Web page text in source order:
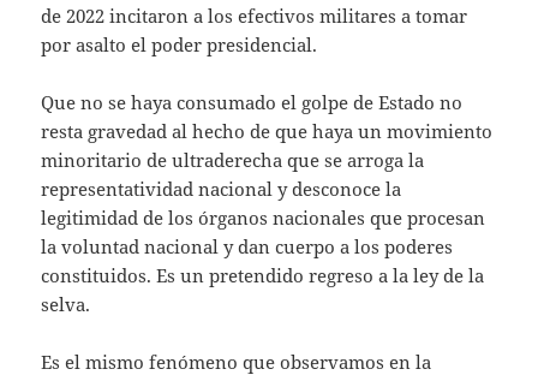
de 2022 incitaron a los efectivos militares a tomar
por asalto el poder presidencial.
Que no se haya consumado el golpe de Estado no
resta gravedad al hecho de que haya un movimiento
minoritario de ultraderecha que se arroga la
representatividad nacional y desconoce la
legitimidad de los órganos nacionales que procesan
la voluntad nacional y dan cuerpo a los poderes
constituidos. Es un pretendido regreso a la ley de la
selva.
Es el mismo fenómeno que observamos en la